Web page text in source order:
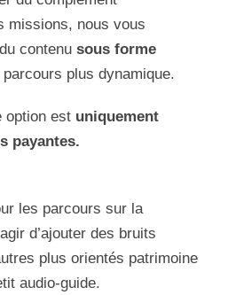
missions, nous vous
contenusous forme
plus dynamique.
option est uniquement
payantes.
les parcours sur la
d’ajouter des bruits
plus orientés patrimoine
audio-guide.